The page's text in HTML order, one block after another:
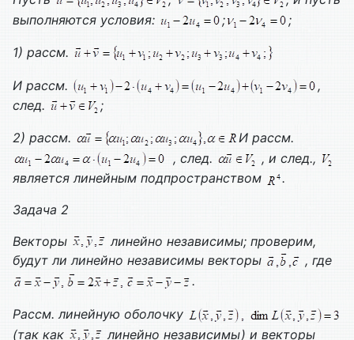
выполняются условия:
; ;
1) рассм.
И рассм.
,
след.
;
2) рассм.
И рассм.
, след.
, и след.,
является линейным подпространством
.
Задача 2
Векторы
линейно независимы; проверим,
будут ли линейно независимы векторы
, где
.
Рассм. линейную оболочку
(так как
линейно независимы) и векторы